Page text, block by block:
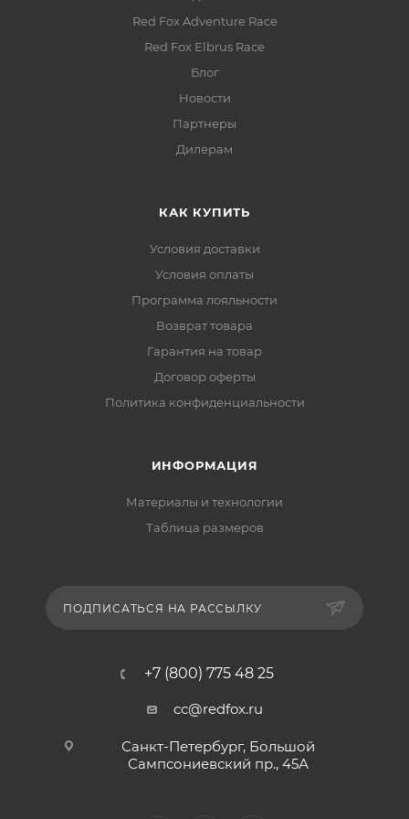
Red Fox Adventure Race
Red Fox Elbrus Race
Блог
Новости
Партнеры
Дилерам
КАК КУПИТЬ
Условия доставки
Условия оплаты
Программа лояльности
Возврат товара
Гарантия на товар
Договор оферты
Политика конфиденциальности
ИНФОРМАЦИЯ
Материалы и технологии
Таблица размеров
ПОДПИСАТЬСЯ НА РАССЫЛКУ
+7 (800) 775 48 25
cc@redfox.ru
Санкт-Петербург, Большой
Сампсониевский пр., 45А